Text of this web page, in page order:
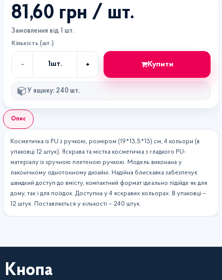
Опис
Косметичка із PU з ручкою, розміром (19*13,5*13) см, 4 кольори (в
упаковці 12 штук). Яскрава та містка косметичка з гладкого PU-
матеріалу із зручною плетеною ручкою. Модель виконана у
лаконічному однотонному дизайні. Надійна блискавка забезпечує
швидкий доступ до вмісту, компактний формат ідеально підійде як для
дому, так і для поїздок. Доступна у 4 яскравих кольорах. В упаковці –
12 штук. Поставляється у кількості – 240 штук.
81,60 грн / шт.
Замовлення від 1 шт.
Кількість (шт.)
- 1шт. + Купити
У ящику: 240 шт.
Кнопа